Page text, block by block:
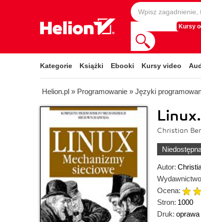
Kursy
Kategorie Książki Ebooki Kursy video
Helion.pl » Programowanie » Języki
Christian
Autor:
Ocena:
Stron: 1000
Druk: